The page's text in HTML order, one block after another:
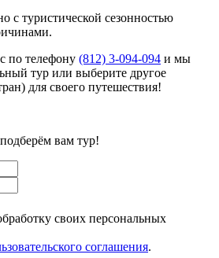
с туристической сезонностью
по телефону (812) 3-094-094 и мы
тур или выберите другое
для своего путешествия!
вам тур!
своих персональных
соглашения.